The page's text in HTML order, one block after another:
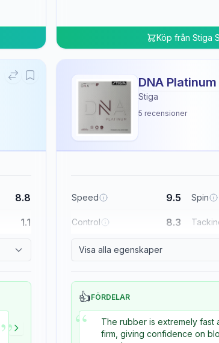
Köp från Stiga
8.8
1.1
”
DNA Platinum
Stiga
5 recensioner
Speed 9.5 Spin
Control 8.3
Visa alla egenskaper
👍FÖRDELAR
“
The rubber is extremely fast
firm, giving confidence on